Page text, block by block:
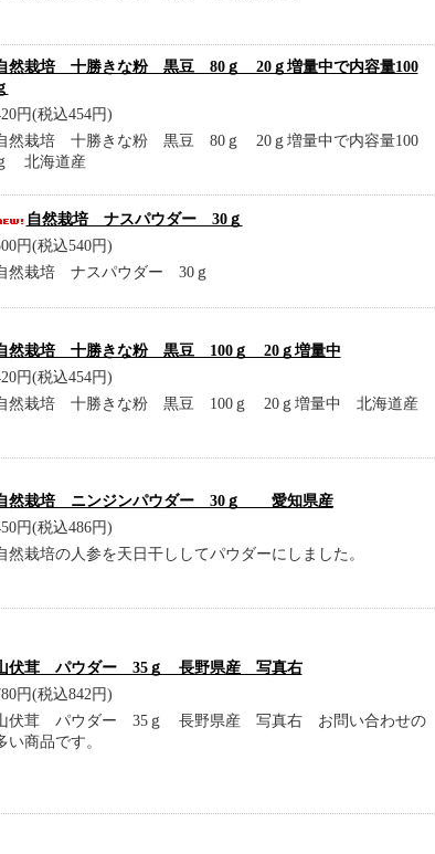
然栽培 十勝きな粉 黒豆 80ｇ 20ｇ増量中で内容量100
円(税込454円)
然栽培 十勝きな粉 黒豆 80ｇ 20ｇ増量中で内容量100
北海道産
自然栽培 ナスパウダー 30ｇ
円(税込540円)
然栽培 ナスパウダー 30ｇ
然栽培 十勝きな粉 黒豆 100ｇ 20ｇ増量中
円(税込454円)
然栽培 十勝きな粉 黒豆 100ｇ 20ｇ増量中 北海道産
然栽培 ニンジンパウダー 30ｇ 愛知県産
円(税込486円)
然栽培の人参を天日干ししてパウダーにしました。
伏茸 パウダー 35ｇ 長野県産 写真右
円(税込842円)
伏茸 パウダー 35ｇ 長野県産 写真右 お問い合わせの
い商品です。